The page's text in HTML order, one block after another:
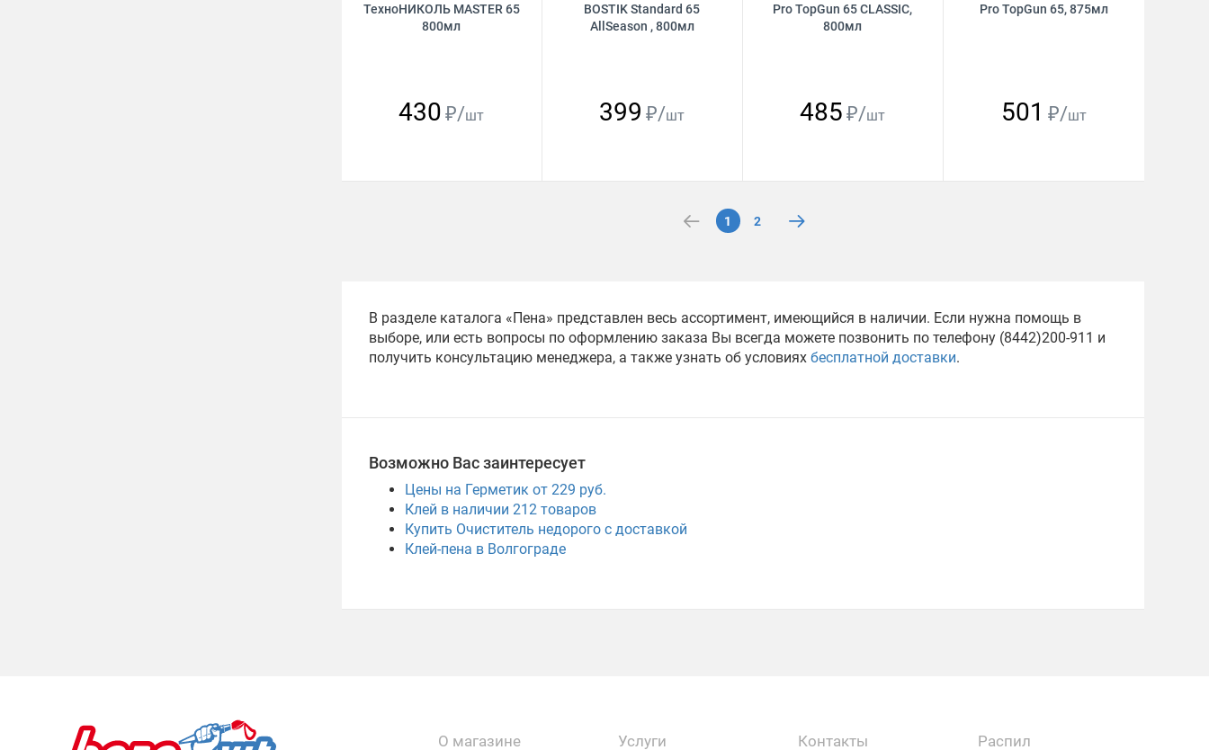
ТехноНИКОЛЬ MASTER 65
800мл
430 ₽/шт
BOSTIK Standard 65
AllSeason , 800мл
399 ₽/шт
Pro TopGun 65 CLASSIC,
800мл
485 ₽/шт
Pro TopGun 65, 875мл
501 ₽/шт
1 2
В разделе каталога «Пена» представлен весь ассортимент, имеющийся в наличии. Если нужна помощь в
выборе, или есть вопросы по оформлению заказа Вы всегда можете позвонить по телефону (8442)200-911 и
получить консультацию менеджера, а также узнать об условиях бесплатной доставки.
Возможно Вас заинтересует
Цены на Герметик от 229 руб.
Клей в наличии 212товаров
Купить Очиститель недорого с доставкой
Клей-пена в Волгограде
О магазине Услуги Контакты Распил